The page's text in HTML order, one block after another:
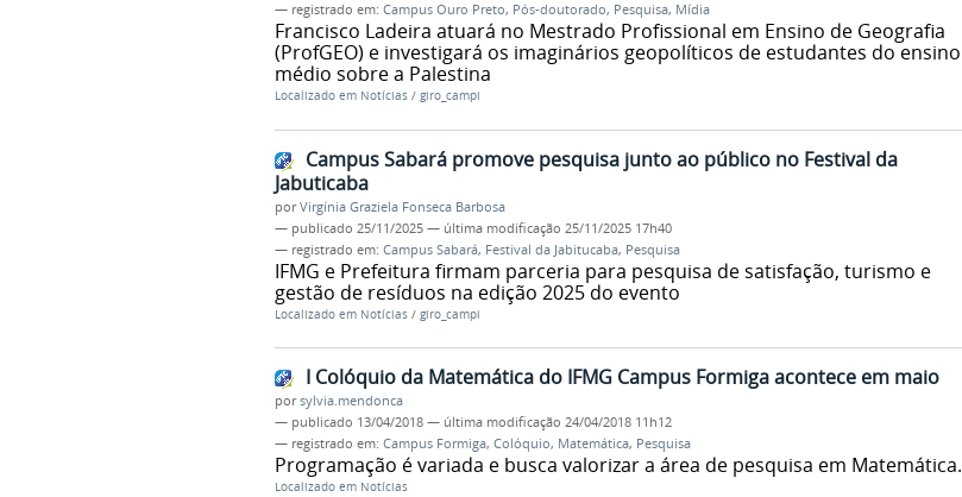
— registrado em: Campus Ouro Preto, Pós-doutorado, Pesquisa, Mídia
Francisco Ladeira atuará no Mestrado Profissional em Ensino de Geografia
(ProfGEO) e investigará os imaginários geopolíticos de estudantes do ensino
médio sobre a Palestina
Localizado em Notícias / giro_campi
Campus Sabará promove pesquisa junto ao público no Festival da
Jabuticaba
porVirgínia Graziela Fonseca Barbosa
— publicado 25/11/2025 — última modificação 25/11/2025 17h40
— registrado em: Campus Sabará, Festival da Jabitucaba, Pesquisa
IFMG e Prefeitura firmam parceria para pesquisa de satisfação, turismo e
gestão de resíduos na edição 2025 do evento
Localizado em Notícias / giro_campi
I Colóquio da Matemática do IFMG Campus Formiga acontece em maio
porsylvia.mendonca
— publicado 13/04/2018 — última modificação 24/04/2018 11h12
— registrado em: Campus Formiga, Colóquio, Matemática, Pesquisa
Programação é variada e busca valorizar a área de pesquisa em Matemática.
Localizado em Notícias